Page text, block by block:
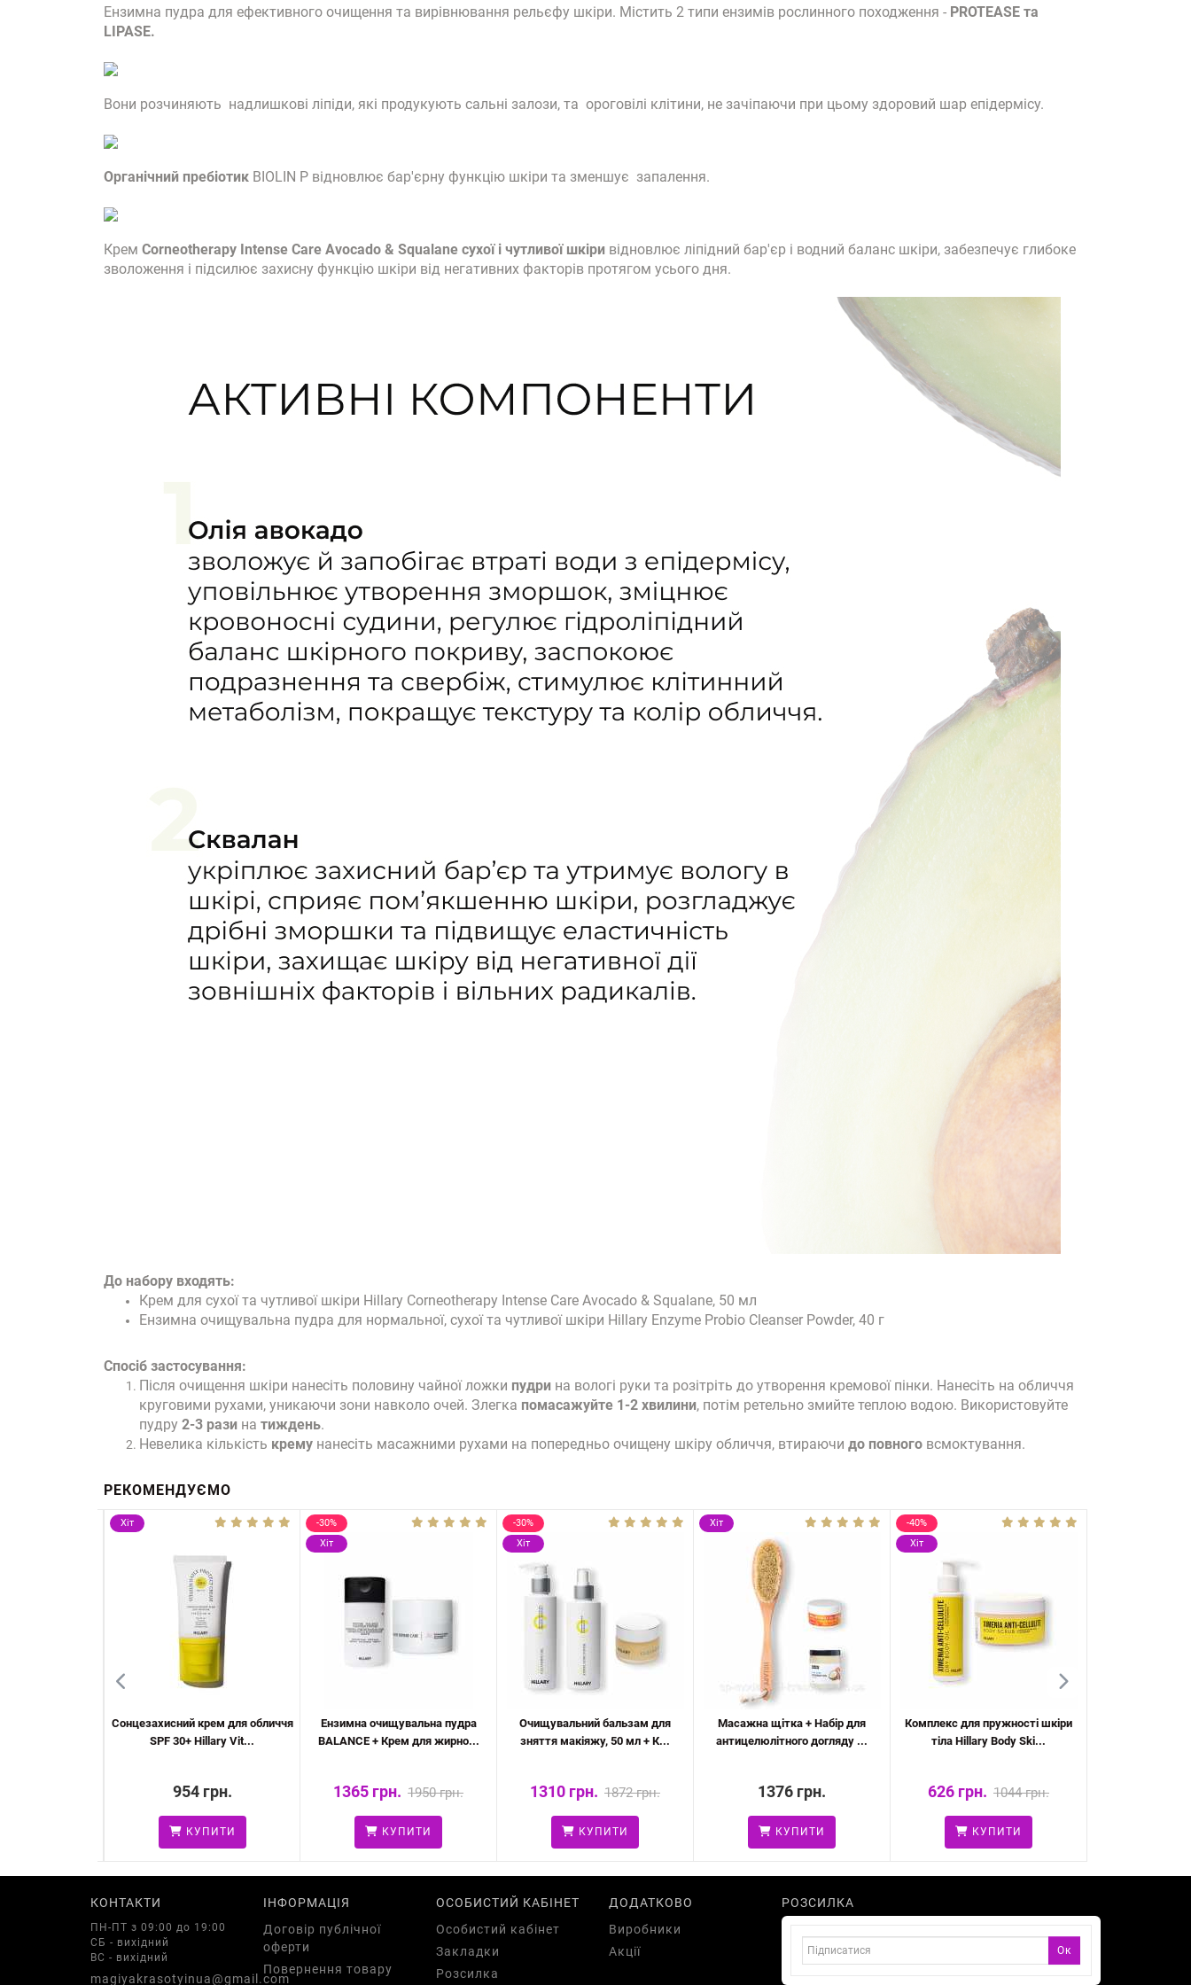
Ензимна пудра для ефективного очищення та вирівнювання рельєфу шкіри. Містить 2 типи ензимів рослинного походження - PROTEASE та
LIPASE.
Вони розчиняють надлишкові ліпіди, які продукують сальні залози, та ороговілі клітини, не зачіпаючи при цьому здоровий шар епідермісу.
Органічний пребіотик BIOLIN P відновлює бар'єрну функцію шкіри та зменшує запалення.
Крем Corneotherapy Intense Сare Avocado & Squalane сухої і чутливої шкіри відновлює ліпідний бар'єр і водний баланс шкіри, забезпечує глибоке
зволоження і підсилює захисну функцію шкіри від негативних факторів протягом усього дня.
До набору входять:
Крем для сухої та чутливої шкіри Hillary Corneotherapy Intense Сare Avocado & Squalane, 50 мл
Ензимна очищувальна пудра для нормальної, сухої та чутливої шкіри Hillary Enzyme Probio Cleanser Powder, 40 г
Спосіб застосування:
Після очищення шкіри нанесіть половину чайної ложки пудри на вологі руки та розітріть до утворення кремової пінки. Нанесіть на обличчя
круговими рухами, уникаючи зони навколо очей. Злегка помасажуйте 1-2 хвилини, потім ретельно змийте теплою водою. Використовуйте
пудру 2-3 рази на тиждень.
Невелика кількість крему нанесіть масажними рухами на попередньо очищену шкіру обличчя, втираючи до повного всмоктування.
РЕКОМЕНДУЄМО
Хіт
Сонцезахисний крем для обличчя
SPF 30+ Hillary Vit...
954 грн.
КУПИТИ
-30%
Хіт
Ензимна очищувальна пудра
BALANCE + Крем для жирно...
1365 грн. 1950 грн.
КУПИТИ
-30%
Хіт
Очищувальний бальзам для
зняття макіяжу, 50 мл + К...
1310 грн. 1872 грн.
КУПИТИ
Хіт
Масажна щітка + Набір для
антицелюлітного догляду ...
1376 грн.
КУПИТИ
-40%
Хіт
Комплекс для пружності шкіри
тіла Hillary Body Ski...
626 грн. 1044 грн.
КУПИТИ
КОНТАКТИ
ПН-ПТ з 09:00 до 19:00
СБ - вихідний
ВС - вихідний
magiyakrasotyinua@gmail.com
ІНФОРМАЦІЯ
Договір публічної
оферти
Повернення товару
ОСОБИСТИЙ КАБІНЕТ
Особистий кабінет
Закладки
Розсилка
ДОДАТКОВО
Виробники
Акції
РОЗСИЛКА
Ок